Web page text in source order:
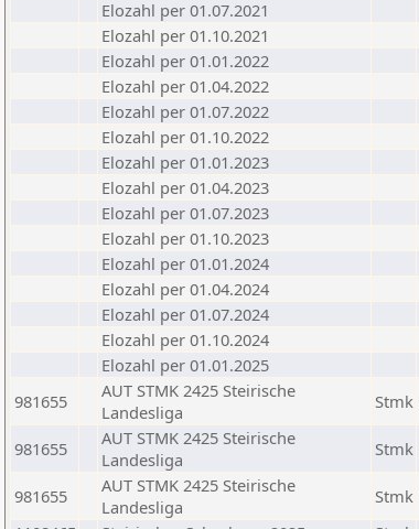
Elozahl per 01.07.2021
Elozahl per 01.10.2021
Elozahl per 01.01.2022
Elozahl per 01.04.2022
Elozahl per 01.07.2022
Elozahl per 01.10.2022
Elozahl per 01.01.2023
Elozahl per 01.04.2023
Elozahl per 01.07.2023
Elozahl per 01.10.2023
Elozahl per 01.01.2024
Elozahl per 01.04.2024
Elozahl per 01.07.2024
Elozahl per 01.10.2024
Elozahl per 01.01.2025
981655
AUT STMK 2425 Steirische
Landesliga
Stmk
981655
AUT STMK 2425 Steirische
Landesliga
Stmk
981655
AUT STMK 2425 Steirische
Landesliga
Stmk